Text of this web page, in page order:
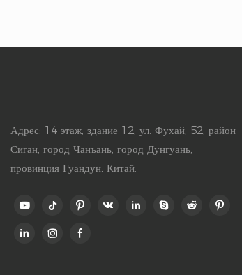
Адрес: 14 этаж, здание 12, ул. Фухай, 52, район
Сиган, город Чанъань, город Дунгуань,
провинция Гуандун, Китай.